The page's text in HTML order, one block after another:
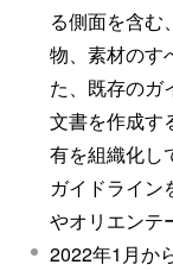
る側面を含む
物、素材のす
た、既存のガ
文書を作成す
有を組織化し
ガイドライン
やオリエンテ
2022年1月か